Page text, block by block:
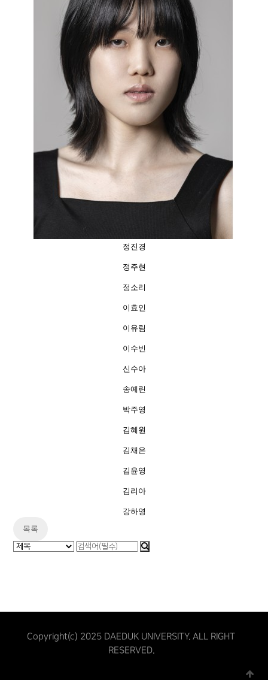
정진경
정주현
정소리
이효인
이유림
이수빈
신수아
송예린
박주영
김혜원
김채은
김윤영
김리아
강하영
목록
Copyright(c) 2025 DAEDUK UNIVERSITY. ALL RIGHT
RESERVED.